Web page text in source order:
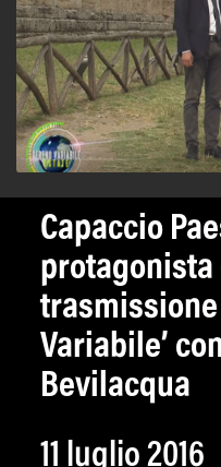
Capaccio
protagonista
trasmissione
Variabile’
Bevilacqua
11 luglio 2016